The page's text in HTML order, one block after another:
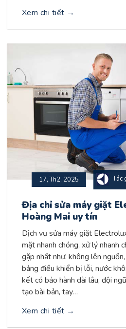
Xem chi tiết →
17, Th2, 2025 Tác
Địa chỉ sửa máy giặt
Hoàng Mai uy tín
Dịch vụ sửa máy giặt
mặt nhanh chóng, xử lý nhanh
gặp nhất như: không lên
bảng điều khiển bị lỗi, nước
kết có bảo hành dài lâu, đội
tạo bài bản, tay…
Xem chi tiết →